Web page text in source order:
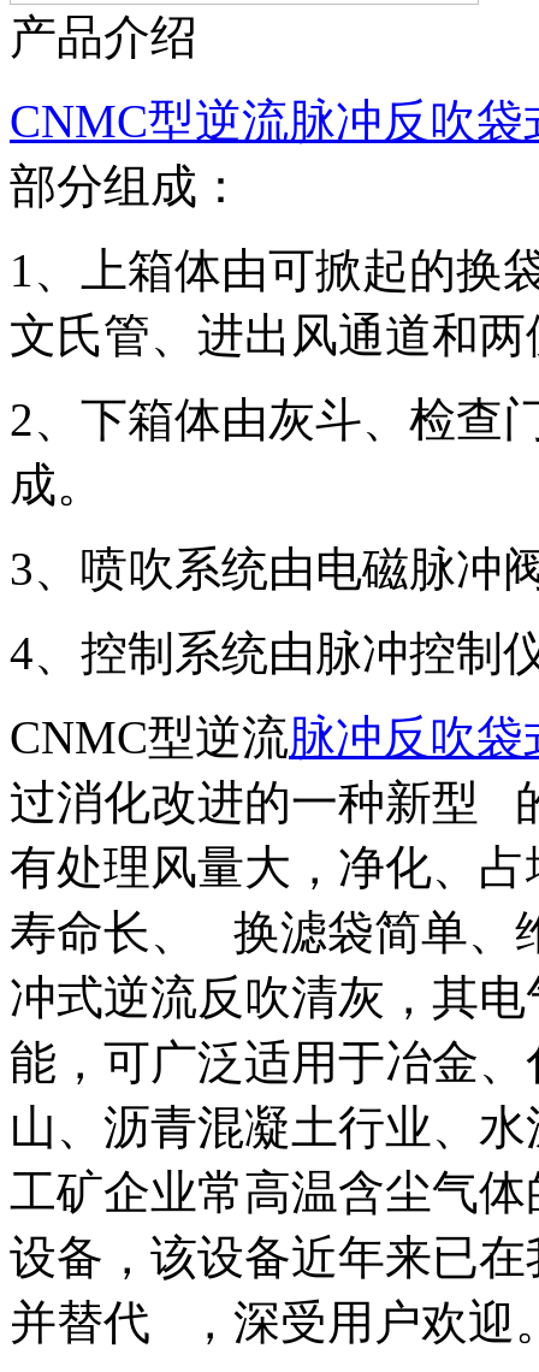
产品介绍
CNMC型逆流脉冲反吹袋
部分组成：
1、上箱体由可掀起的换
文氏管、进出风通道和
2、下箱体由灰斗、检查
成。
3、喷吹系统由电磁脉冲
4、控制系统由脉冲控制
CNMC型逆流脉冲反吹
过消化改进的一种新型
有处理风量大，净化、
寿命长、 换滤袋简单、
冲式逆流反吹清灰，其
能，可广泛适用于冶金
山、沥青混凝土行业、
工矿企业常高温含尘气
设备，该设备近年来已
并替代 ，深受用户欢迎